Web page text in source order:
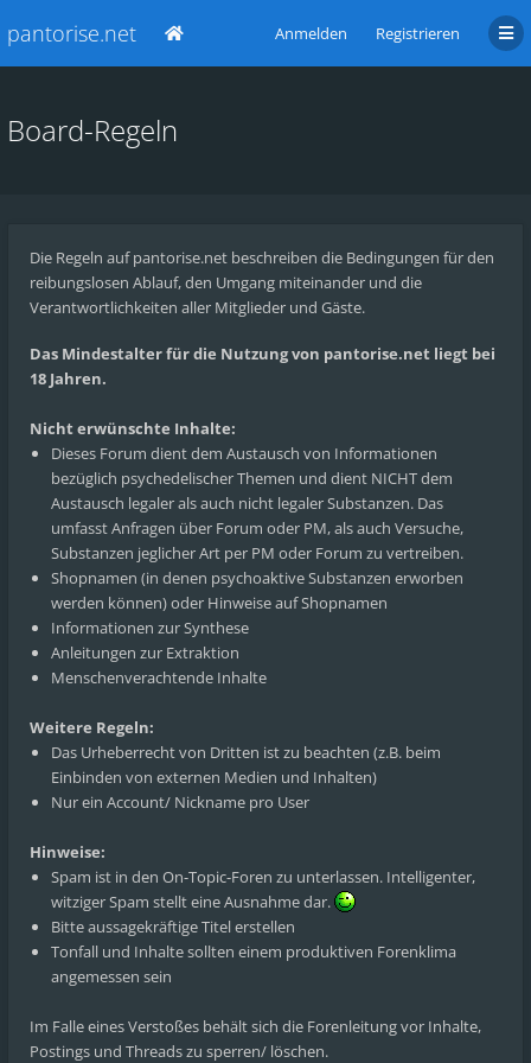
pantorise.net Anmelden Registrieren
Board-Regeln
Die Regeln auf pantorise.net beschreiben die Bedingungen für den
reibungslosen Ablauf, den Umgang miteinander und die
Verantwortlichkeiten aller Mitglieder und Gäste.
Das Mindestalter für die Nutzung von pantorise.net liegt bei
18 Jahren.
Nicht erwünschte Inhalte:
Dieses Forum dient dem Austausch von Informationen
bezüglich psychedelischer Themen und dient NICHT dem
Austausch legaler als auch nicht legaler Substanzen. Das
umfasst Anfragen über Forum oder PM, als auch Versuche,
Substanzen jeglicher Art per PM oder Forum zu vertreiben.
Shopnamen (in denen psychoaktive Substanzen erworben
werden können) oder Hinweise auf Shopnamen
Informationen zur Synthese
Anleitungen zur Extraktion
Menschenverachtende Inhalte
Weitere Regeln:
Das Urheberrecht von Dritten ist zu beachten (z.B. beim
Einbinden von externen Medien und Inhalten)
Nur ein Account/ Nickname pro User
Hinweise:
Spam ist in den On-Topic-Foren zu unterlassen. Intelligenter,
witziger Spam stellt eine Ausnahme dar.
Bitte aussagekräftige Titel erstellen
Tonfall und Inhalte sollten einem produktiven Forenklima
angemessen sein
Im Falle eines Verstoßes behält sich die Forenleitung vor Inhalte,
Postings und Threads zu sperren/ löschen.